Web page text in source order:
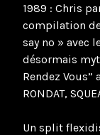
1989 : Chris
compilation
say no » avec
désormais
Rendez Vous”
RONDAT,
Un split